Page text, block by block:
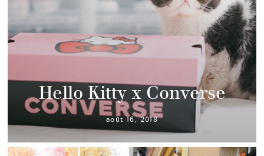
Hello Kitty x Converse
août 16, 2018